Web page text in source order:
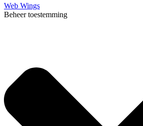
Web Wings
Beheer toestemming